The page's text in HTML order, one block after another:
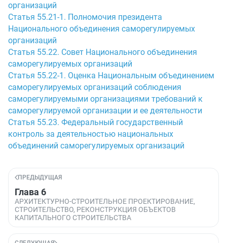
организаций
Статья 55.21-1. Полномочия президента
Национального объединения саморегулируемых
организаций
Статья 55.22. Совет Национального объединения
саморегулируемых организаций
Статья 55.22-1. Оценка Национальным объединением
саморегулируемых организаций соблюдения
саморегулируемыми организациями требований к
саморегулируемой организации и ее деятельности
Статья 55.23. Федеральный государственный
контроль за деятельностью национальных
объединений саморегулируемых организаций
ПРЕДЫДУЩАЯ
Глава 6
АРХИТЕКТУРНО-СТРОИТЕЛЬНОЕ ПРОЕКТИРОВАНИЕ,
СТРОИТЕЛЬСТВО, РЕКОНСТРУКЦИЯ ОБЪЕКТОВ
КАПИТАЛЬНОГО СТРОИТЕЛЬСТВА